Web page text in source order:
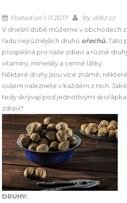
Posted on 1.11.2017 by drbz.cz
V dnešní době můžeme v obchodech
řadu nejrůznějších druhů ořechů.Tato
prospěšná pro naše zdraví a různé
vitamíny, minerály a cenné látky.
Některé druhy jsou více známé,
ovšem naleznete v každém z nich.
tedy skrývají pod jednotlivými
zdraví?
DRUHY: